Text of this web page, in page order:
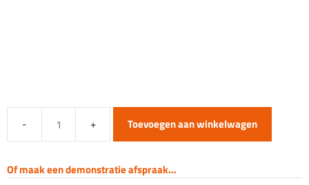
Fiber
Laser
Metaal
Toevoegen aan winkelwagen
Of maak een demonstratie afspraak...